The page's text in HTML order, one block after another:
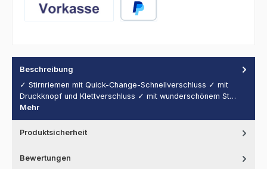
Beschreibung
✓ Stirnriemen mit Quick-Change-Schnellverschluss ✓ mit
Druckknopf und Klettverschluss ✓ mit wunderschönem St…
Mehr
Produktsicherheit
Bewertungen